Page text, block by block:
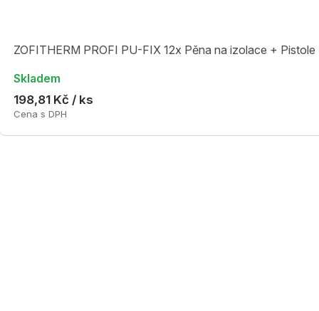
ZOFITHERM PROFI PU-FIX 12x Pěna na izolace +
Skladem
198,81 Kč / ks
Cena s DPH